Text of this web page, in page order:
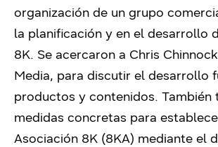
organización de un grupo
la planificación y en el desarrollo
8K. Se acercaron a Chris
Media, para discutir el desarrollo
productos y contenidos. También
medidas concretas para
Asociación 8K (8KA) mediante el